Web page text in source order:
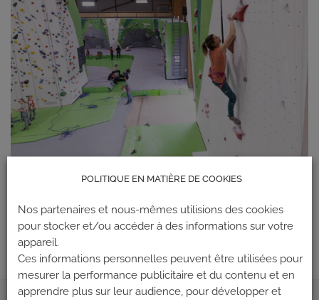
←Précédent
Suivant→
POLITIQUE EN MATIÈRE DE COOKIES
Nos partenaires et nous-mêmes utilisions des cookies
pour stocker et/ou accéder à des informations sur votre
appareil.
Ces informations personnelles peuvent être utilisées pour
mesurer la performance publicitaire et du contenu et en
apprendre plus sur leur audience, pour développer et